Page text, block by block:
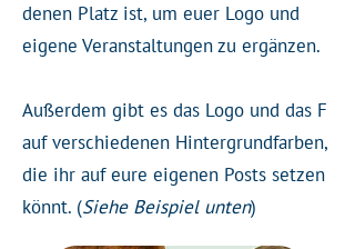
denen Platz ist, um euer Logo und
eigene Veranstaltungen zu ergänzen.
Außerdem gibt es das Logo und das F
auf verschiedenen Hintergrundfarben,
die ihr auf eure eigenen Posts setzen
könnt. (Siehe Beispiel unten)​